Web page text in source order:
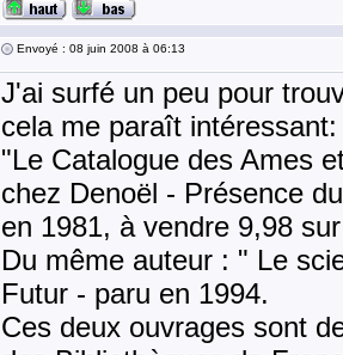
Envoyé : 08 juin 2008 à 06:13
J'ai surfé un peu pour
cela me paraît intéressant:
"Le Catalogue des Ames
chez Denoël - Présence
en 1981, à vendre 9,98
Du même auteur : " Le
Futur - paru en 1994.
Ces deux ouvrages sont